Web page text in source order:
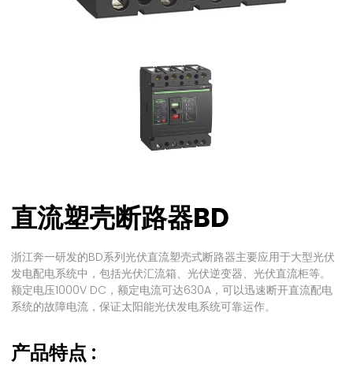
直流塑壳断路器BD
浙江奔一研发的BD系列光伏直流塑壳式断路器主要应用于大型光伏
发电配电系统中，包括光伏汇流箱、光伏逆变器、光伏直流柜等。
额定电压1000V DC，额定电流可达630A，可以迅速断开直流配电
系统的故障电流，保证太阳能光伏发电系统可靠运作。
产品特点 :